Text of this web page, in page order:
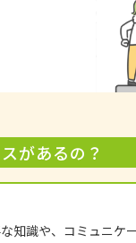
があるの？
知識や、コミュニケ